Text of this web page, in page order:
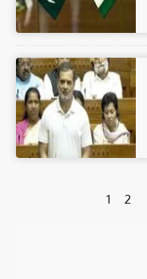
1 2